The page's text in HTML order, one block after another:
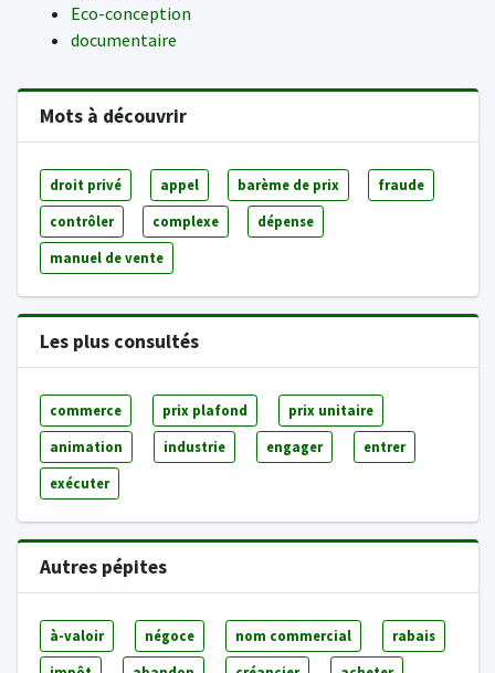
Eco-conception
documentaire
Mots à découvrir
droit privé appel barème de prix fraude
contrôler complexe dépense
manuel de vente
Les plus consultés
commerce prix plafond prix unitaire
animation industrie engager entrer
exécuter
Autres pépites
à-valoir négoce nom commercial rabais